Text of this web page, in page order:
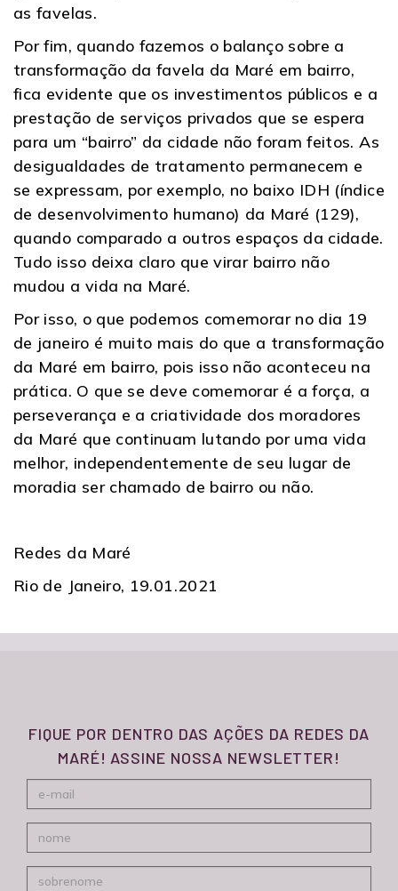
as favelas.
Por fim, quando fazemos o balanço sobre a
transformação da favela da Maré em bairro,
fica evidente que os investimentos públicos e a
prestação de serviços privados que se espera
para um “bairro” da cidade não foram feitos. As
desigualdades de tratamento permanecem e
se expressam, por exemplo, no baixo IDH (índice
de desenvolvimento humano) da Maré (129),
quando comparado a outros espaços da cidade.
Tudo isso deixa claro que virar bairro não
mudou a vida na Maré.
Por isso, o que podemos comemorar no dia 19
de janeiro é muito mais do que a transformação
da Maré em bairro, pois isso não aconteceu na
prática. O que se deve comemorar é a força, a
perseverança e a criatividade dos moradores
da Maré que continuam lutando por uma vida
melhor, independentemente de seu lugar de
moradia ser chamado de bairro ou não.
Redes da Maré
Rio de Janeiro, 19.01.2021
FIQUE POR DENTRO DAS AÇÕES DA REDES DA
MARÉ! ASSINE NOSSA NEWSLETTER!